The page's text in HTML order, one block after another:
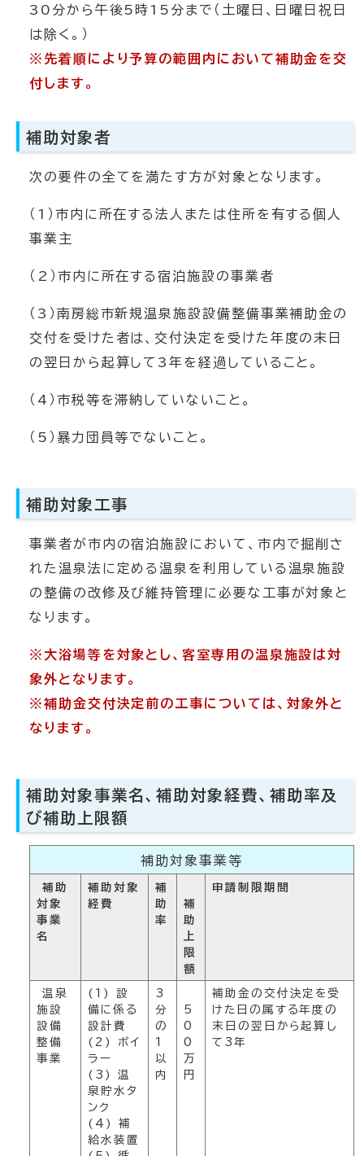
30分から午後5時15分まで（土曜日、日曜日祝日
は除く。）
※先着順により予算の範囲内において補助金を交
付します。
補助対象者
次の要件の全てを満たす方が対象となります。
（1）市内に所在する法人または住所を有する個人
事業主
（2）市内に所在する宿泊施設の事業者
（3）南房総市新規温泉施設設備整備事業補助金の
交付を受けた者は、交付決定を受けた年度の末日
の翌日から起算して3年を経過していること。
（4）市税等を滞納していないこと。
（5）暴力団員等でないこと。
補助対象工事
事業者が市内の宿泊施設において、市内で掘削さ
れた温泉法に定める温泉を利用している温泉施設
の整備の改修及び維持管理に必要な工事が対象と
なります。
※大浴場等を対象とし、客室専用の温泉施設は対
象外となります。
※補助金交付決定前の工事については、対象外と
なります。
補助対象事業名、補助対象経費、補助率及
び補助上限額
補助対象事業等
補助
対象
事業
名
補助対象
経費
補
助
率
補
助
上
限
額
申請制限期間
温泉
施設
設備
整備
事業
(1) 設
備に係る
設計費
(2) ボイ
ラー
(3) 温
泉貯水タ
ンク
(4) 補
給水装置
3
分
の
1
以
内
5
0
0
万
円
補助金の交付決定を受
けた日の属する年度の
末日の翌日から起算し
て3年